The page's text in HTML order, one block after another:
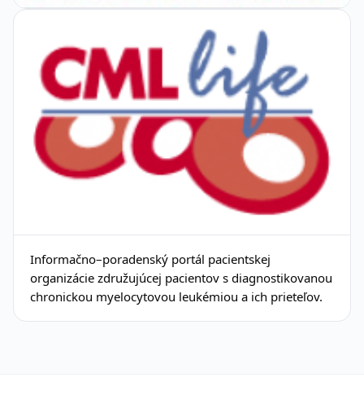
Informačno–poradenský portál pacientskej
organizácie združujúcej pacientov s diagnostikovanou
chronickou myelocytovou leukémiou a ich prieteľov.